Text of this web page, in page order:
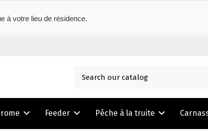
à votre lieu de résidence.
Feeder Pêche à la truite